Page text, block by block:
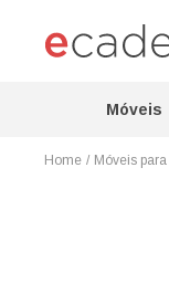
Móveis
Móveis